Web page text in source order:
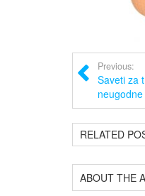
Previous:
Saveti za
RELATED
ABOUT THE